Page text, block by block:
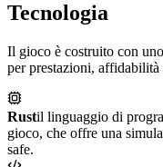
Tecnologia
Il gioco è costruito con
per prestazioni,
Rustil linguaggio di
gioco, che offre una
safe.